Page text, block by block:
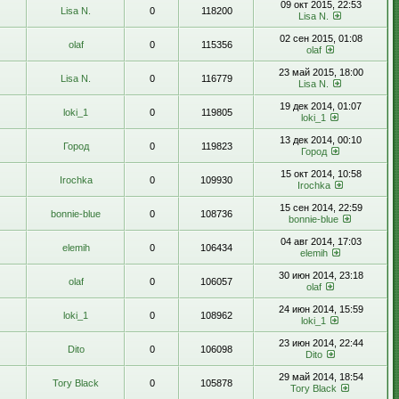
Lisa N. 0 118200
09 окт 2015, 22:53
Lisa N.
olaf 0 115356
02 сен 2015, 01:08
olaf
Lisa N. 0 116779
23 май 2015, 18:00
Lisa N.
loki_1 0 119805
19 дек 2014, 01:07
loki_1
Город 0 119823
13 дек 2014, 00:10
Город
Irochka 0 109930
15 окт 2014, 10:58
Irochka
bonnie-blue 0 108736
15 сен 2014, 22:59
bonnie-blue
elemih 0 106434
04 авг 2014, 17:03
elemih
olaf 0 106057
30 июн 2014, 23:18
olaf
loki_1 0 108962
24 июн 2014, 15:59
loki_1
Dito 0 106098
23 июн 2014, 22:44
Dito
Tory Black 0 105878
29 май 2014, 18:54
Tory Black